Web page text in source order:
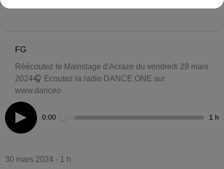
FG
Réécoutez le Mainstage d'Acraze du vendredi 29 mars
2024🎧 Ecoutez la radio DANCE ONE sur
www.danceo
0:00 1 h
30 mars 2024 - 1 h